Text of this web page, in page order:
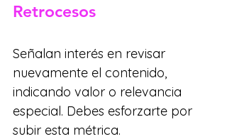
Retrocesos
Señalan interés en revisar
nuevamente el contenido,
indicando valor o relevancia
especial. Debes esforzarte por
subir esta métrica.